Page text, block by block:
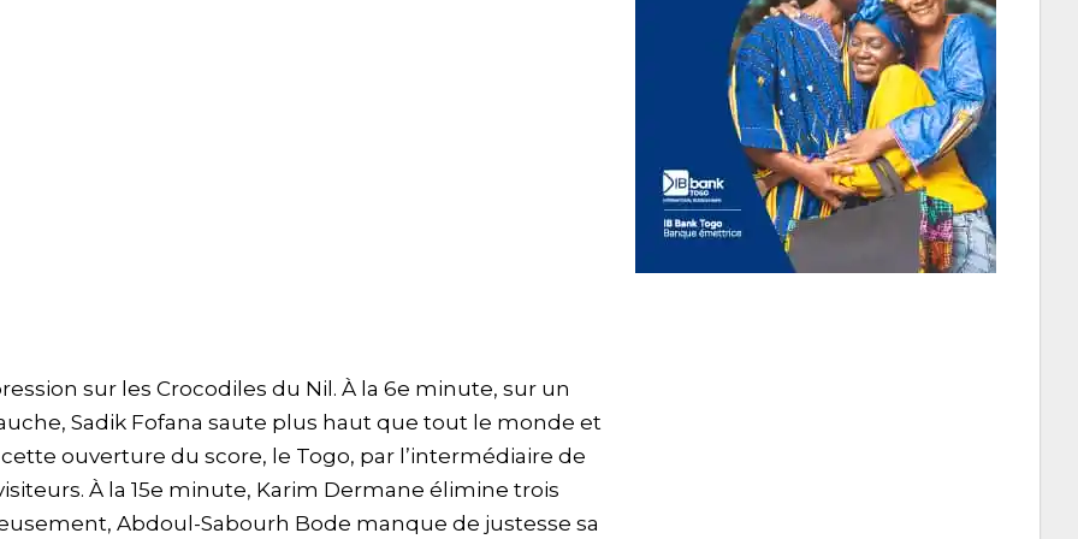
sur les Crocodiles du Nil. À la 6e minute, sur un
Sadik Fofana saute plus haut que tout le monde et
ouverture du score, le Togo, par l’intermédiaire de
À la 15e minute, Karim Dermane élimine trois
Abdoul-Sabourh Bode manque de justesse sa